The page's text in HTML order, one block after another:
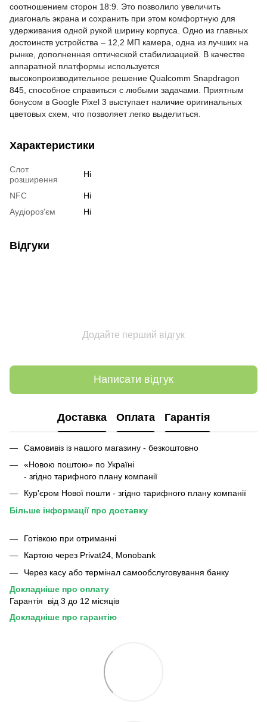
соотношением сторон 18:9. Это позволило увеличить
диагональ экрана и сохранить при этом комфортную для
удерживания одной рукой ширину корпуса. Одно из главных
достоинств устройства – 12,2 МП камера, одна из лучших на
рынке, дополненная оптической стабилизацией. В качестве
аппаратной платформы используется
высокопроизводительное решение Qualcomm Snapdragon
845, способное справиться с любыми задачами. Приятным
бонусом в Google Pixel 3 выступает наличие оригинальных
цветовых схем, что позволяет легко выделиться.
Характеристики
Слот
розширення
Ні
NFC
Ні
Аудіороз'єм
Ні
Відгуки
Додайте перший відгук
Написати відгук
Доставка Оплата Гарантія
Самовивіз із нашого магазину - безкоштовно
«Новою поштою» по Україні
- згідно тарифного плану компанії
Кур'єром Нової пошти - згідно тарифного плану компанії
Більше інформації про доставку
Готівкою при отриманні
Картою через Privat24, Monobank
Через касу або термінал самообслуговування банку
Докладніше про оплату
Гарантія від 3 до 12 місяців
Докладніше про гарантію